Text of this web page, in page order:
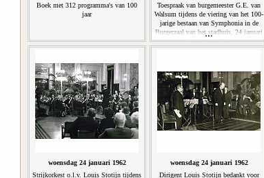
Boek met 312 programma's van 100
jaar
Toespraak van burgemeester G.E. van
Walsum tijdens de viering van het 100-
jarige bestaan van Symphonia in de
Burgerzaal van het stadhuis, 24 januari
1962. (11'40'')
woensdag 24 januari 1962
Strijkorkest o.l.v. Louis Stotijn tijdens
woensdag 24 januari 1962
Dirigent Louis Stotijn bedankt voor